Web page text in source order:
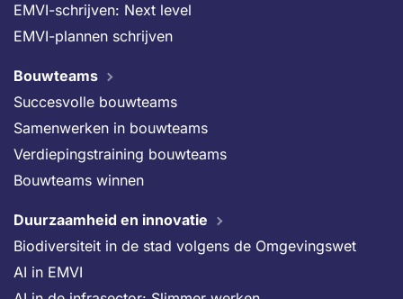
EMVI-schrijven: Next level
EMVI-plannen schrijven
Bouwteams
Succesvolle bouwteams
Samenwerken in bouwteams
Verdiepingstraining bouwteams
Bouwteams winnen
Duurzaamheid en innovatie
Biodiversiteit in de stad volgens de Omgevingswet
AI in EMVI